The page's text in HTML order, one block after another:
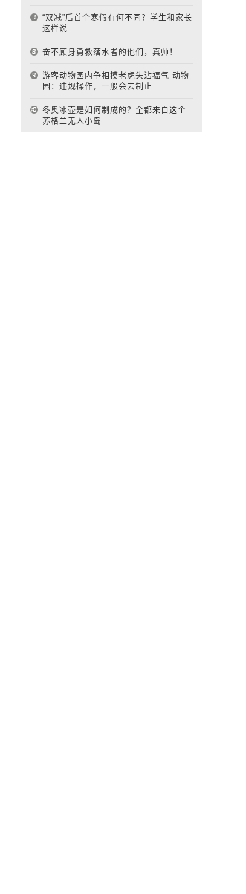
“双减”后首个寒假有何不同？学生和家长
这样说
奋不顾身勇救落水者的他们，真帅！
游客动物园内争相摸老虎头沾福气 动物
园：违规操作，一般会去制止
冬奥冰壶是如何制成的？全都来自这个
苏格兰无人小岛